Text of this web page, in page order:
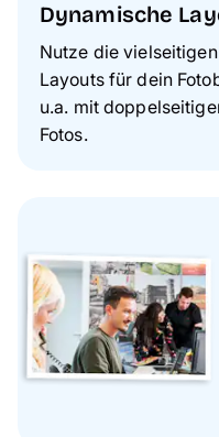
Dynamische
Nutze die vielseitigen
Layouts für dein
u.a. mit
Fotos.